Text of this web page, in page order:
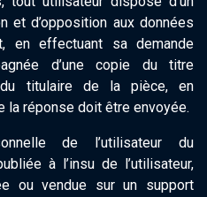
et d’opposition aux données
en effectuant sa demande
d’une copie du titre
du titulaire de la pièce, en
la réponse doit être envoyée.
de l’utilisateur du
à l’insu de l’utilisateur,
ou vendue sur un support